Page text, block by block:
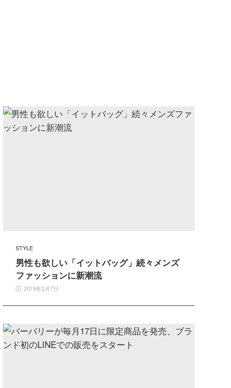
STYLE
男性も欲しい「イットバッグ」続々メンズ
ファッションに新潮流
2019年2月7日